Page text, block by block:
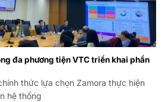
đa phương tiện VTC triển khai phần
thức lựa chọn Zamora thực hiện
hệ thống